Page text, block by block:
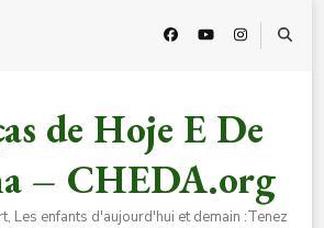
de Hoje E De
– CHEDA.org
Les enfants d'aujourd'hui et demain :Tenez